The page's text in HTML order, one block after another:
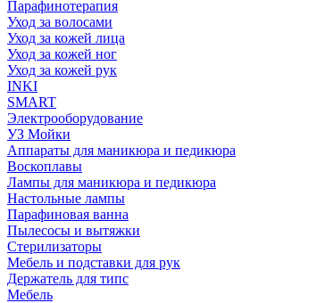
Парафинотерапия
Уход за волосами
Уход за кожей лица
Уход за кожей ног
Уход за кожей рук
INKI
SMART
Электрооборудование
УЗ Мойки
Аппараты для маникюра и педикюра
Воскоплавы
Лампы для маникюра и педикюра
Настольные лампы
Парафиновая ванна
Пылесосы и вытяжки
Стерилизаторы
Мебель и подставки для рук
Держатель для типс
Мебель